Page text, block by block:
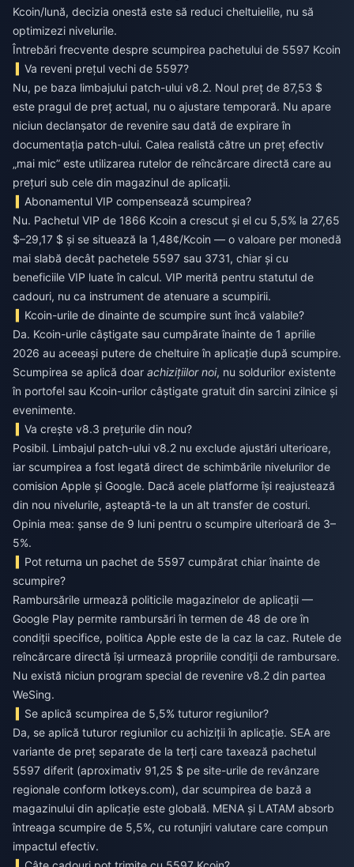
Kcoin/lună, decizia onestă este să reduci cheltuielile, nu să
optimizezi nivelurile.
Întrebări frecvente despre scumpirea pachetului de 5597 Kcoin
Va reveni prețul vechi de 5597?
Nu, pe baza limbajului patch-ului v8.2. Noul preț de 87,53 $
este pragul de preț actual, nu o ajustare temporară. Nu apare
niciun declanșator de revenire sau dată de expirare în
documentația patch-ului. Calea realistă către un preț efectiv
„mai mic” este utilizarea rutelor de reîncărcare directă care au
prețuri sub cele din magazinul de aplicații.
Abonamentul VIP compensează scumpirea?
Nu. Pachetul VIP de 1866 Kcoin a crescut și el cu 5,5% la 27,65
$–29,17 $ și se situează la 1,48¢/Kcoin — o valoare per monedă
mai slabă decât pachetele 5597 sau 3731, chiar și cu
beneficiile VIP luate în calcul. VIP merită pentru statutul de
cadouri, nu ca instrument de atenuare a scumpirii.
Kcoin-urile de dinainte de scumpire sunt încă valabile?
Da. Kcoin-urile câștigate sau cumpărate înainte de 1 aprilie
2026 au aceeași putere de cheltuire în aplicație după scumpire.
Scumpirea se aplică doar achizițiilor noi, nu soldurilor existente
în portofel sau Kcoin-urilor câștigate gratuit din sarcini zilnice și
evenimente.
Va crește v8.3 prețurile din nou?
Posibil. Limbajul patch-ului v8.2 nu exclude ajustări ulterioare,
iar scumpirea a fost legată direct de schimbările nivelurilor de
comision Apple și Google. Dacă acele platforme își reajustează
din nou nivelurile, așteaptă-te la un alt transfer de costuri.
Opinia mea: șanse de 9 luni pentru o scumpire ulterioară de 3–
5%.
Pot returna un pachet de 5597 cumpărat chiar înainte de
scumpire?
Rambursările urmează politicile magazinelor de aplicații —
Google Play permite rambursări în termen de 48 de ore în
condiții specifice, politica Apple este de la caz la caz. Rutele de
reîncărcare directă își urmează propriile condiții de rambursare.
Nu există niciun program special de revenire v8.2 din partea
WeSing.
Se aplică scumpirea de 5,5% tuturor regiunilor?
Da, se aplică tuturor regiunilor cu achiziții în aplicație. SEA are
variante de preț separate de la terți care taxează pachetul
5597 diferit (aproximativ 91,25 $ pe site-urile de revânzare
regionale conform lotkeys.com), dar scumpirea de bază a
magazinului din aplicație este globală. MENA și LATAM absorb
întreaga scumpire de 5,5%, cu rotunjiri valutare care compun
impactul efectiv.